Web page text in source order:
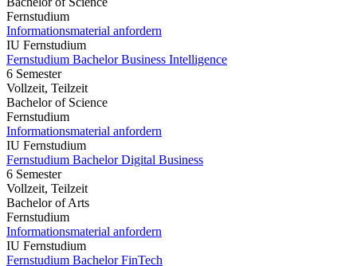
Fernstudium
Informationsmaterial anfordern
IU Fernstudium
Fernstudium Bachelor Business Intelligence
6 Semester
Vollzeit, Teilzeit
Bachelor of Science
Fernstudium
Informationsmaterial anfordern
IU Fernstudium
Fernstudium Bachelor Digital Business
6 Semester
Vollzeit, Teilzeit
Bachelor of Arts
Fernstudium
Informationsmaterial anfordern
IU Fernstudium
Fernstudium Bachelor FinTech